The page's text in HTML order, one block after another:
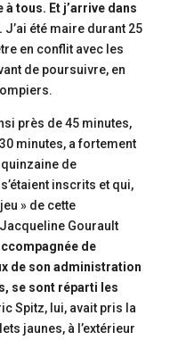
tous. Et j’arrive dans
J’ai été maire durant 25
en conflit avec les
de poursuivre, en
près de 45 minutes,
minutes, a fortement
de
inscrits et qui,
» de cette
Gourault
de
de son administration
se sont réparti les
Spitz, lui, avait pris la
jaunes, à l’extérieur